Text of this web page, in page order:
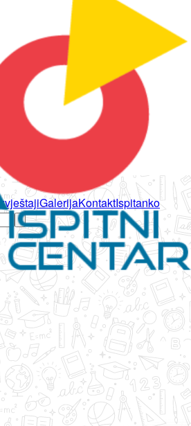
IzvještajiGalerijaKontaktIspitanko